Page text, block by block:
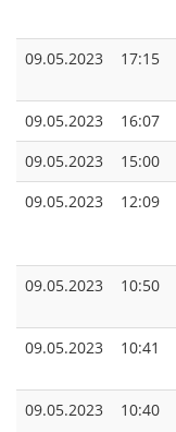
09.05.2023
17:15
09.05.2023
16:07
09.05.2023
15:00
09.05.2023
12:09
09.05.2023
10:50
09.05.2023
10:41
09.05.2023
10:40